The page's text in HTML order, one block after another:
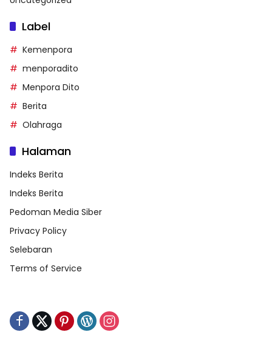
Label
Kemenpora
menporadito
Menpora Dito
Berita
Olahraga
Halaman
Indeks Berita
Indeks Berita
Pedoman Media Siber
Privacy Policy
Selebaran
Terms of Service